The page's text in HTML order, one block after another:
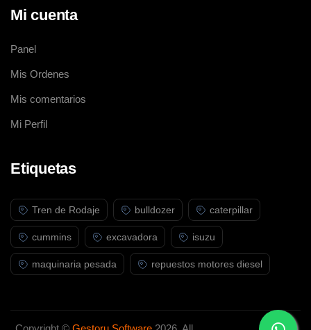
Mi cuenta
Panel
Mis Ordenes
Mis comentarios
Mi Perfil
Etiquetas
Tren de Rodaje bulldozer caterpillar
cummins excavadora isuzu
maquinaria pesada repuestos motores diesel